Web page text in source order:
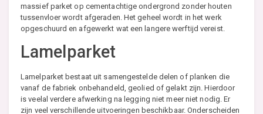
massief parket op cementachtige ondergrond zonder houten
tussenvloer wordt afgeraden. Het geheel wordt in het werk
opgeschuurd en afgewerkt wat een langere werftijd vereist.
Lamelparket
Lamelparket bestaat uit samengestelde delen of planken die
vanaf de fabriek onbehandeld, geolied of gelakt zijn. Hierdoor
is veelal verdere afwerking na legging niet meer niet nodig. Er
zijn veel verschillende uitvoeringen beschikbaar. Onderscheiden